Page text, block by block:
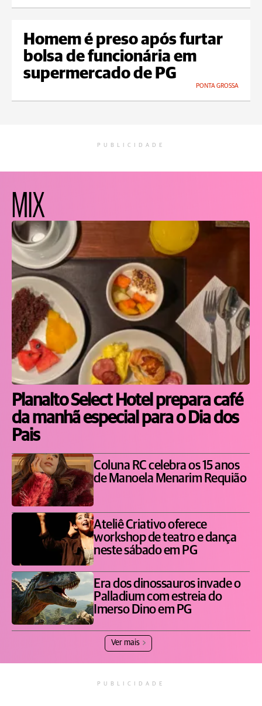
Homem é preso após furtar
bolsa de funcionária em
supermercado de PG
PONTA GROSSA
PUBLICIDADE
MIX
Planalto Select Hotel prepara café
da manhã especial para o Dia dos
Pais
Coluna RC celebra os 15 anos
de Manoela Menarim Requião
Ateliê Criativo oferece
workshop de teatro e dança
neste sábado em PG
Era dos dinossauros invade o
Palladium com estreia do
Imerso Dino em PG
Ver mais
PUBLICIDADE